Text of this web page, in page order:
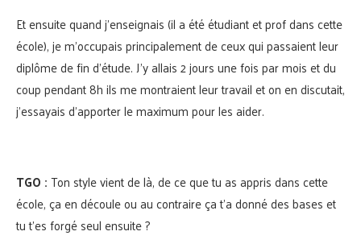
Et ensuite quand j’enseignais (il a été étudiant et prof dans cette
école), je m’occupais principalement de ceux qui passaient leur
diplôme de fin d’étude. J’y allais 2 jours une fois par mois et du
coup pendant 8h ils me montraient leur travail et on en discutait,
j’essayais d’apporter le maximum pour les aider.
TGO :Ton style vient de là, de ce que tu as appris dans cette
école, ça en découle ou au contraire ça t’a donné des bases et
tu t’es forgé seul ensuite ?